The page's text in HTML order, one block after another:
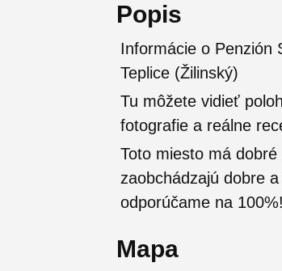
Popis
Informácie o Penzión
Teplice (Žilinský)
Tu môžete vidieť
fotografie a reálne
Toto miesto má
zaobchádzajú dobre
odporúčame na 100%!
Mapa